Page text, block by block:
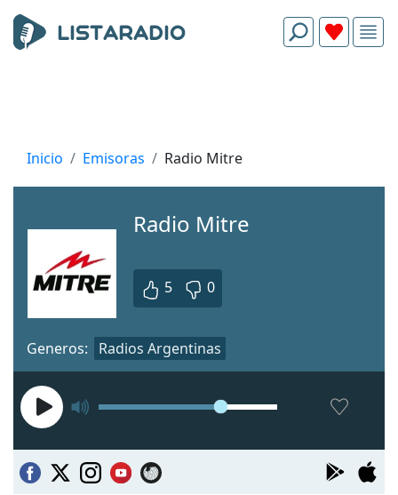
Inicio Emisoras Radio Mitre
Radio Mitre
5 0
Generos: Radios Argentinas